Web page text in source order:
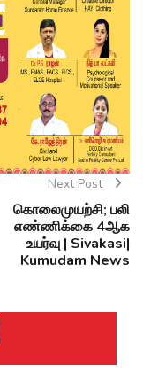
Next Post
கொலைமுயற்சி; பலி
எண்ணிக்கை 4ஆக
உயர்வு | Sivakasi|
Kumudam News